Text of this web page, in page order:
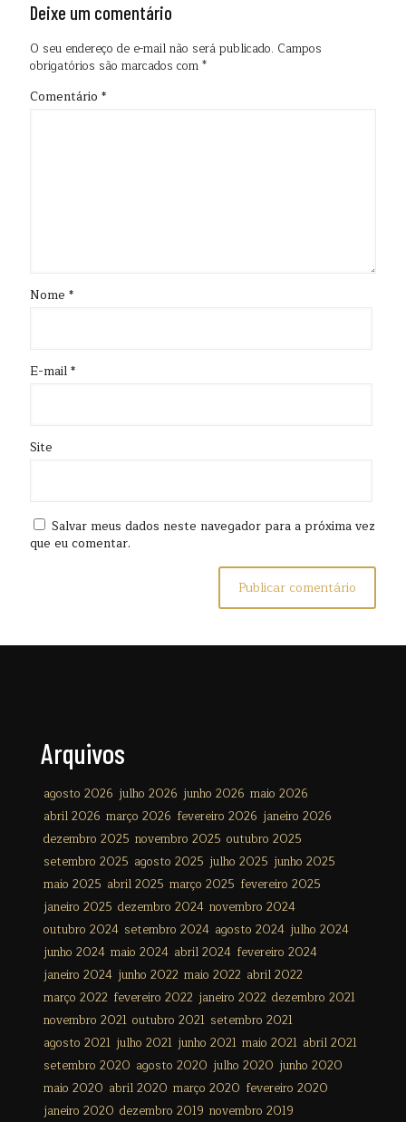
Deixe um comentário
O seu endereço de e-mail não será publicado. Campos
obrigatórios são marcados com*
Comentário *
Nome *
E-mail*
Site
Salvar meus dados neste navegador para a próxima vez
que eu comentar.
Arquivos
agosto 2026 julho 2026 junho 2026 maio 2026
abril 2026 março 2026 fevereiro 2026 janeiro 2026
dezembro 2025 novembro 2025 outubro 2025
setembro 2025 agosto 2025 julho 2025 junho 2025
maio 2025 abril 2025 março 2025 fevereiro 2025
janeiro 2025 dezembro 2024 novembro 2024
outubro 2024 setembro 2024 agosto 2024 julho 2024
junho 2024 maio 2024 abril 2024 fevereiro 2024
janeiro 2024 junho 2022 maio 2022 abril 2022
março 2022 fevereiro 2022 janeiro 2022 dezembro 2021
novembro 2021 outubro 2021 setembro 2021
agosto 2021 julho 2021 junho 2021 maio 2021 abril 2021
setembro 2020 agosto 2020 julho 2020 junho 2020
maio 2020 abril 2020 março 2020 fevereiro 2020
janeiro 2020 dezembro 2019 novembro 2019